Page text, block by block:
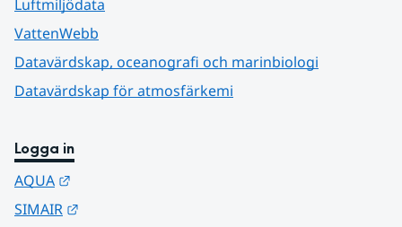
Luftmiljödata
VattenWebb
Datavärdskap, oceanografi och marinbiologi
Datavärdskap för atmosfärkemi
Logga in
AQUA
SIMAIR